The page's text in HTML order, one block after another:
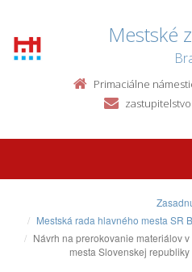
Mestské
Primaciálne
Mestská rada hlavného mesta SR
Návrh na prerokovanie materiálov
mesta Slovenskej